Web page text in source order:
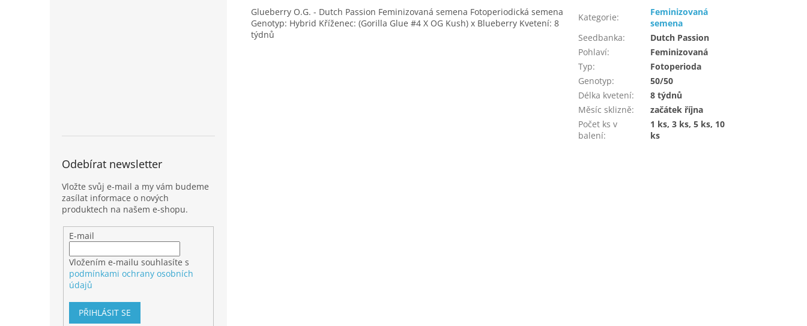
Odebírat newsletter
Vložte svůj e-mail a my vám budeme
zasílat informace o nových
produktech na našem e-shopu.
E-mail
Vložením e-mailu souhlasíte s
podmínkami ochrany osobních
údajů
PŘIHLÁSIT SE
Glueberry O.G. - Dutch Passion Feminizovaná semena Fotoperiodická semena
Genotyp: Hybrid Kříženec: (Gorilla Glue #4 X OG Kush) x Blueberry Kvetení: 8
týdnů
Kategorie:
Feminizovaná
semena
Seedbanka:
Dutch Passion
Pohlaví:
Feminizovaná
Typ:
Fotoperioda
Genotyp:
50/50
Délka kvetení:
8 týdnů
Měsíc sklizně:
začátek října
Počet ks v
balení:
1 ks, 3 ks, 5 ks, 10
ks